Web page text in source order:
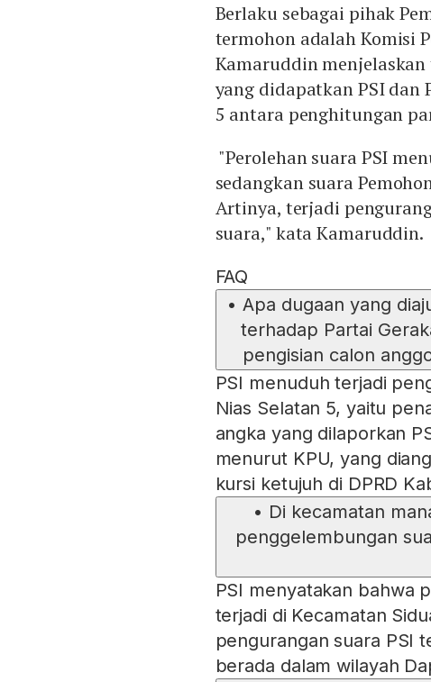
Berlaku sebagai pihak
termohon adalah Komisi
Kamaruddin
yang didapatkan PSI dan
5 antara penghitungan
"Perolehan suara PSI
sedangkan suara
Artinya, terjadi
suara," kata Kamaruddin.
FAQ
• Apa dugaan yang
terhadap Partai
pengisian calon
PSI menuduh terjadi
Nias Selatan 5, yaitu
angka yang dilaporkan
menurut KPU, yang
kursi ketujuh di DPRD
• Di kecamatan
penggelembungan
PSI menyatakan bahwa
terjadi di Kecamatan
pengurangan suara PSI
berada dalam wilayah